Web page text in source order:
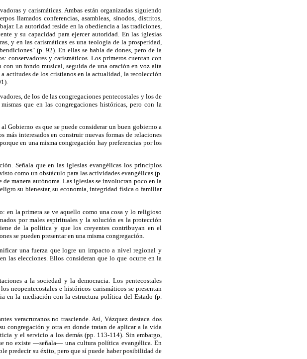
y carismáticas. Ambas están organizadas siguiendo
llamados conferencias, asambleas, sínodos, distritos,
La autoridad reside en la obediencia a las tradiciones,
y su capacidad para ejercer autoridad. En las iglesias
y en las carismáticas es una teología de la prosperidad,
(p. 92). En ellas se habla de dones, pero de la
conservadores y carismáticos. Los primeros cuentan con
un fondo musical, seguida de una oración en voz alta
a actitudes de los cristianos en la actualidad, la recolección
de los de las congregaciones pentecostales y los de
que en las congregaciones históricas, pero con la
Gobierno es que se puede considerar un buen gobierno a
más interesados en construir nuevas formas de relaciones
en una misma congregación hay preferencias por los
Señala que en las iglesias evangélicas los principios
como un obstáculo para las actividades evangélicas (p.
manera autónoma. Las iglesias se involucran poco en la
su bienestar, su economía, integridad física o familiar
en la primera se ve aquello como una cosa y lo religioso
por males espirituales y la solución es la protección
de la política y que los creyentes contribuyan en el
se pueden presentar en una misma congregación.
una fuerza que logre un impacto a nivel regional y
las elecciones. Ellos consideran que lo que ocurre en la
a la sociedad y la democracia. Los pentecostales
e históricos carismáticos se presentan
en la mediación con la estructura política del Estado (p.
veracruzanos no trasciende. Así, Vázquez destaca dos
congregación y otra en donde tratan de aplicar a la vida
y el servicio a los demás (pp. 113-114). Sin embargo,
no existe —señala— una cultura política evangélica. En
predecir su éxito, pero que sí puede haber posibilidad de